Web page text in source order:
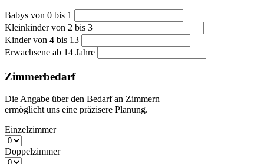
Babys von 0 bis 1
Kleinkinder von 2 bis 3
Kinder von 4 bis 13
Erwachsene ab 14 Jahre
Zimmerbedarf
Die Angabe über den Bedarf an Zimmern
ermöglicht uns eine präzisere Planung.
Einzelzimmer
Doppelzimmer